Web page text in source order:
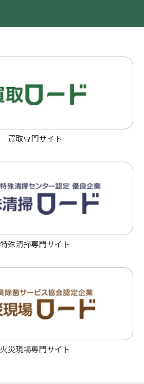
買取専門サイト
特殊清掃専門サイト
火災現場専門サイト